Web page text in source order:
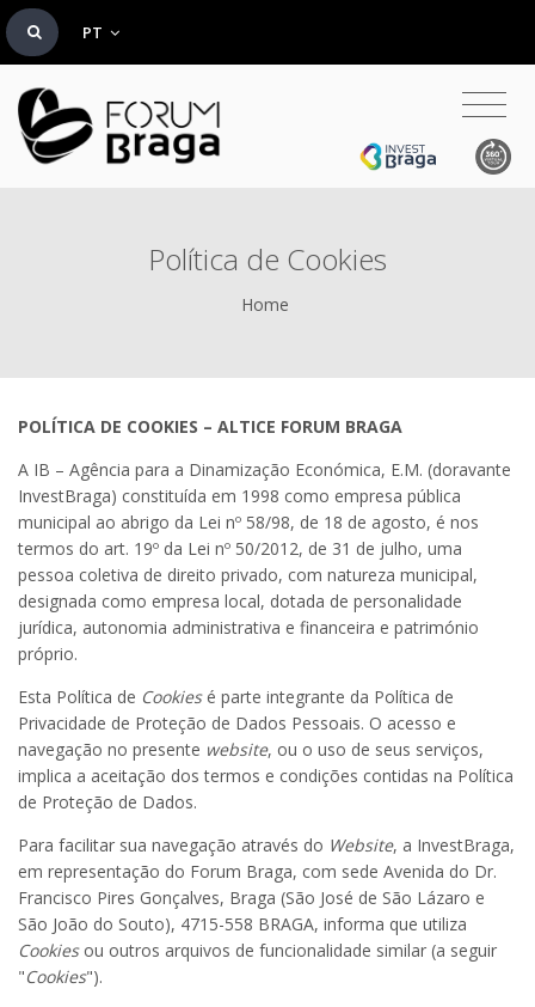
PT
Política de Cookies
Home
POLÍTICA DE COOKIES – ALTICE FORUM BRAGA
A IB – Agência para a Dinamização Económica, E.M. (doravante
InvestBraga) constituída em 1998 como empresa pública
municipal ao abrigo da Lei nº 58/98, de 18 de agosto, é nos
termos do art. 19º da Lei nº 50/2012, de 31 de julho, uma
pessoa coletiva de direito privado, com natureza municipal,
designada como empresa local, dotada de personalidade
jurídica, autonomia administrativa e financeira e património
próprio.
Esta Política de Cookiesé parte integrante da Política de
Privacidade de Proteção de Dados Pessoais. O acesso e
navegação no presente website, ou o uso de seus serviços,
implica a aceitação dos termos e condições contidas na Política
de Proteção de Dados.
Para facilitar sua navegação através do Website, a InvestBraga,
em representação do Forum Braga, com sede Avenida do Dr.
Francisco Pires Gonçalves, Braga (São José de São Lázaro e
São João do Souto), 4715-558 BRAGA, informa que utiliza
Cookiesou outros arquivos de funcionalidade similar (a seguir
"Cookies").